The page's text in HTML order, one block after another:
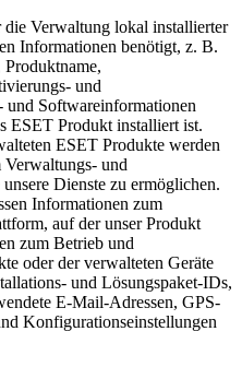
die Verwaltung lokal installierter
Informationen benötigt, z. B.
und
Softwareinformationen
ESET Produkt installiert ist.
ESET Produkte werden
Verwaltungs- und
Dienste zu ermöglichen.
Informationen zum
auf der unser Produkt
zum Betrieb und
oder der verwalteten Geräte
und Lösungspaket-IDs,
E-Mail-Adressen, GPS-
Konfigurationseinstellungen